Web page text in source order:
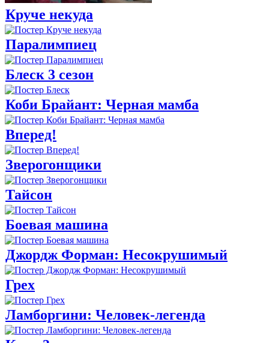
Круче некуда
Паралимпиец
Блеск 3 сезон
Коби Брайант: Черная мамба
Вперед!
Зверогонщики
Тайсон
Боевая машина
Джордж Форман: Несокрушимый
Грех
Ламборгини: Человек-легенда